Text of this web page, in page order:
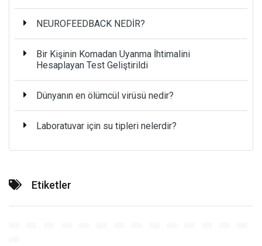
NEUROFEEDBACK NEDİR?
Bir Kişinin Komadan Uyanma İhtimalini
Hesaplayan Test Geliştirildi
Dünyanın en ölümcül virüsü nedir?
Laboratuvar için su tipleri nelerdir?
Etiketler